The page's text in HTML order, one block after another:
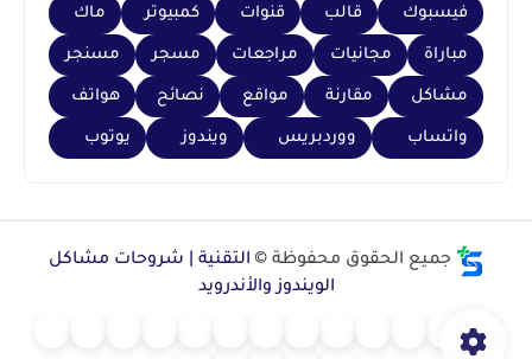
فيسبوك قالب قنوات كمبيوتر ماك
مباراة مجانيات مراجعات مسجر مسنجر
مشاكل مقارنة مواقع نصائح هواتف
واتساب ووردبريس ويندوز يوتوب
جميع الحقوق محفوظة © التقنية | شروحات مشاكل
الويندوز والأندرويد